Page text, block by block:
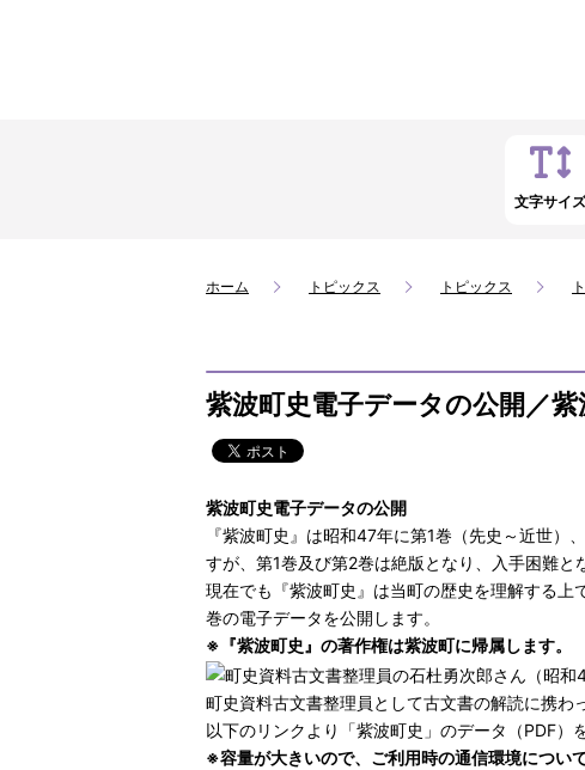
文字サイズ
ホーム トピックス トピックス
紫波町史電子データの公開／紫
紫波町史電子データの公開
『紫波町史』は昭和47年に第1巻（先史～近世
すが、第1巻及び第2巻は絶版となり、入手困難と
現在でも『紫波町史』は当町の歴史を理解する
巻の電子データを公開します。
※『紫波町史』の著作権は紫波町に帰属します。
町史資料古文書整理員として古文書の解読に携わ
以下のリンクより「紫波町史」のデータ（PDF）
※容量が大きいので、ご利用時の通信環境につい